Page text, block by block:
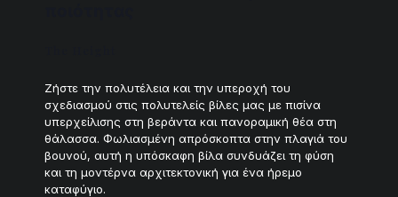
Ζήστε την πολυτέλεια και την υπεροχή του
σχεδιασμού στις πολυτελείς βίλες μας με πισίνα
υπερχείλισης στη βεράντα και πανοραμική θέα στη
θάλασσα. Φωλιασμένη απρόσκοπτα στην πλαγιά του
βουνού, αυτή η υπόσκαφη βίλα συνδυάζει τη φύση
και τη μοντέρνα αρχιτεκτονική για ένα ήρεμο
καταφύγιο.